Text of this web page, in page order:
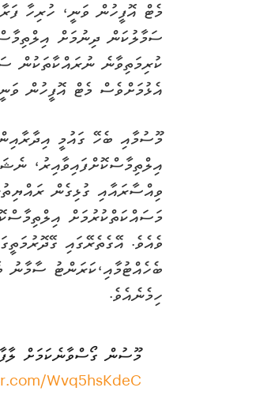
މެޓް އޮފީހުން ވަނީ، ހުރިހާ
ސަމާލުކަން ދިނުމަށް
ކުރިމަތިވާނެ ނުރައްކާތަކުން
އެޅުމަށްވެސް މެޓް އޮފީހުން
މޫސުމާއި ބެހޭ ގައުމީ
އިލްތިމާސްކޮށްފައިވާއިރު،
ވިއްސާރައާއި ގުޅިގެން
މަސައްކަތްކުރުމަށް
ވެއެވެ. އޭގެތެރޭގައި
ބެހެއްޓުމާއި،ކަރަންޓު
ހިމެނެއެވެ.
މޫސުން ގޯސްވާނެކަމަށް
Wvq5hsKdeC